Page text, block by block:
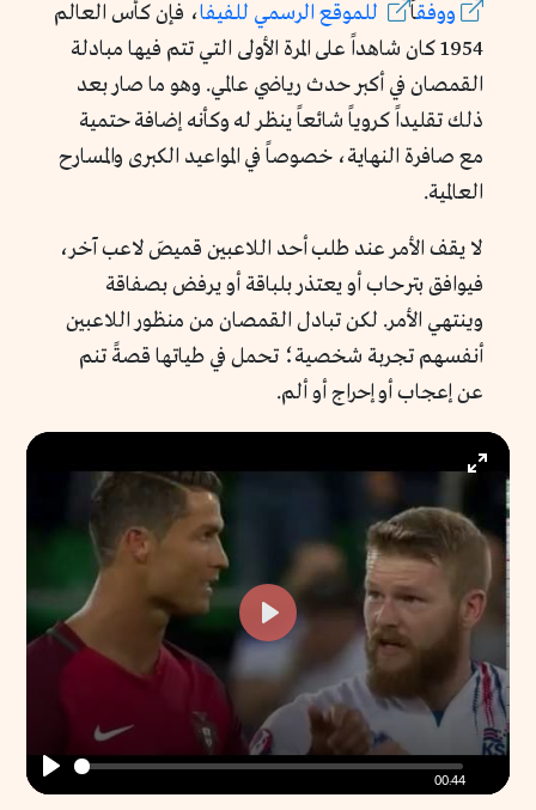
ووفقاً للموقع الرسمي للفيفا، فإن كأس العالم
1954 كان شاهداً على المرة الأولى التي تتم فيها مبادلة
القمصان في أكبر حدث رياضي عالمي. وهو ما صار بعد
ذلك تقليداً كروياً شائعاً ينظر له وكأنه إضافة حتمية
مع صافرة النهاية، خصوصاً في المواعيد الكبرى والمسارح
العالمية.
لا يقف الأمر عند طلب أحد اللاعبين قميصَ لاعب آخر،
فيوافق بترحاب أو يعتذر بلباقة أو يرفض بصفاقة
وينتهي الأمر. لكن تبادل القمصان من منظور اللاعبين
أنفسهم تجربة شخصية؛ تحمل في طياتها قصةً تنم
عن إعجاب أو إحراج أو ألم.
Play
00:44
Enter
Play